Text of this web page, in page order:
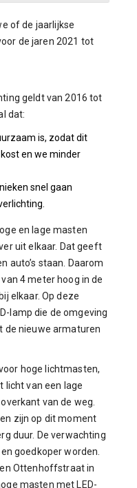
of de jaarlijkse
de jaren 2021 tot
geldt van 2016 tot
dat:
is, zodat dit
en we minder
snel gaan
en lage masten
uit elkaar. Dat geeft
auto’s staan. Daarom
4 meter hoog in de
elkaar. Op deze
lamp die de omgeving
de nieuwe armaturen
hoge lichtmasten,
licht van een lage
van de weg.
zijn op dit moment
duur. De verwachting
goedkoper worden.
Ottenhoffstraat in
masten met LED-